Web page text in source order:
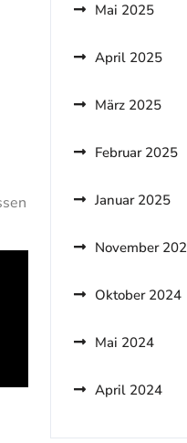
Mai 2025
April 2025
März 2025
Februar 2025
Januar 2025
November
Oktober 2024
Mai 2024
April 2024